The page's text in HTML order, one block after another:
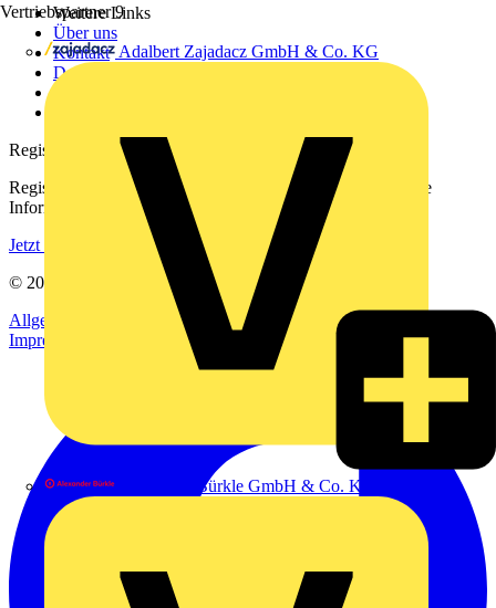
Vertriebspartner 9
Adalbert Zajadacz GmbH & Co. KG
Alexander Bürkle GmbH & Co. KG
Weitere Links
Über uns
Kontakt
Downloadbereich (PDFs)
Registrierung
Registrieren Sie sich kostenlos und erhalten Sie stets aktuelle
Informationen aus der Elektroindustrie.
Jetzt registrieren
© 2002-
Voltimum
Allgemeine Geschäftsbedingungen
Datenschutzerklärung
Impressum